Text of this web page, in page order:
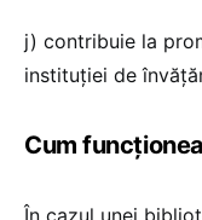
j) contribuie la
instituţiei de
Cum
În cazul unei